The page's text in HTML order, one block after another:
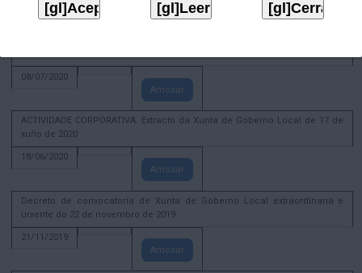
28/12/2020
Amosar
ACTIVIDADE CORPORATIVA. Extracto do Pleno ordinario de data 2.7.2020
08/07/2020
Amosar
ACTIVIDADE CORPORATIVA. Extracto da Xunta de Goberno Local de 17 de
xuño de 2020
18/06/2020
Amosar
Decreto de convocatoria de Xunta de Goberno Local extraordinaria e
urxente do 22 de novembro de 2019
21/11/2019
Amosar